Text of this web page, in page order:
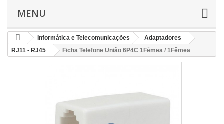
MENU
Informática e Telecomunicações
Adaptadores
RJ11 - RJ45
Ficha Telefone União 6P4C 1Fêmea / 1Fêmea